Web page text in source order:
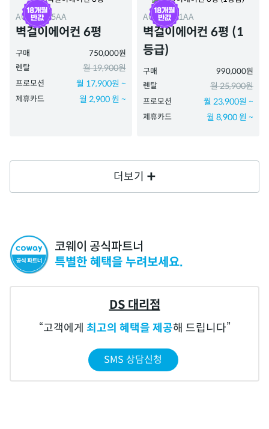
ACAH-065AA
벽걸이에어컨 6평
구매
750,000원
렌탈
월 19,900원
프로모션 월 17,900원 ~
제휴카드 월 2,900 원 ~
ACAH-061AA
벽걸이에어컨 6평 (1
등급)
구매
990,000원
렌탈
월 25,900원
프로모션 월 23,900원 ~
제휴카드 월 8,900 원 ~
더보기
코웨이 공식파트너
특별한 혜택을 누려보세요.
DS 대리점
고객에게 최고의 혜택을 제공해 드립니다
SMS 상담신청